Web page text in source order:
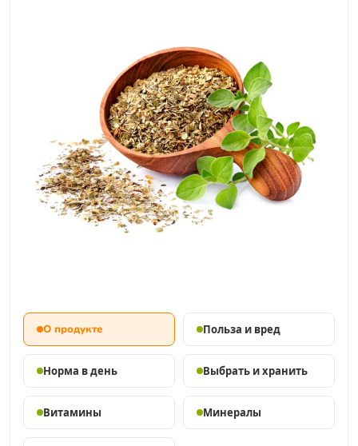
О продукте Польза и вред
Норма в день Выбрать и хранить
Витамины Минералы